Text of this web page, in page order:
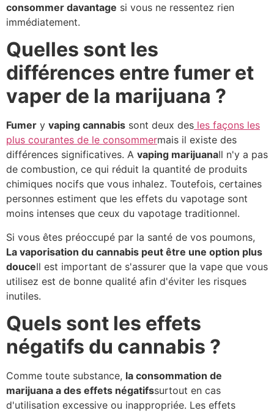
consommer davantage si vous ne ressentez rien
immédiatement.
Quelles sont les
différences entre fumer et
vaper de la marijuana ?
Fumer y vaping cannabis sont deux des les façons les
plus courantes de le consommermais il existe des
différences significatives. A vaping marijuanaIl n'y a pas
de combustion, ce qui réduit la quantité de produits
chimiques nocifs que vous inhalez. Toutefois, certaines
personnes estiment que les effets du vapotage sont
moins intenses que ceux du vapotage traditionnel.
Si vous êtes préoccupé par la santé de vos poumons,
La vaporisation du cannabis peut être une option plus
douceIl est important de s'assurer que la vape que vous
utilisez est de bonne qualité afin d'éviter les risques
inutiles.
Quels sont les effets
négatifs du cannabis ?
Comme toute substance, la consommation de
marijuana a des effets négatifssurtout en cas
d'utilisation excessive ou inappropriée. Les effets